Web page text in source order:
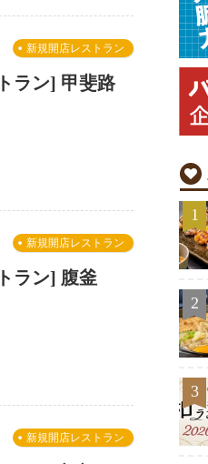
新規開店レストラン
ラン] 甲斐路
新規開店レストラン
ラン] 腹釜
新規開店レストラン
1
2
3